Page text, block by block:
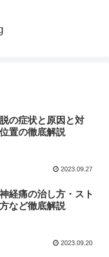
の症状と原因と対
置の徹底解説
2023.09.27
経痛の治し方・スト
など徹底解説
2023.09.20